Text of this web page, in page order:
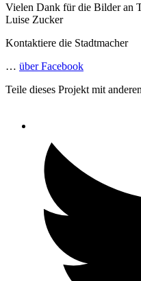
Vielen Dank für die Bilder an
Luise Zucker
Kontaktiere die Stadtmacher
… über Facebook
Teile dieses Projekt mit anderen